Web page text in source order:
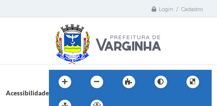
Login / Cadastro
Acessibilidade